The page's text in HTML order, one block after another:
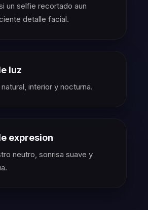
un selfie recortado aun
detalle facial.
luz
interior y nocturna.
expresion
neutro, sonrisa suave y